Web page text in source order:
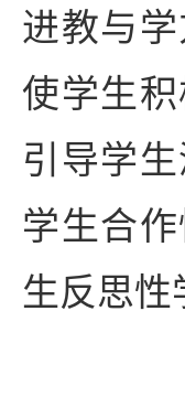
进教与
使学生
引导学
学生合
生反思性